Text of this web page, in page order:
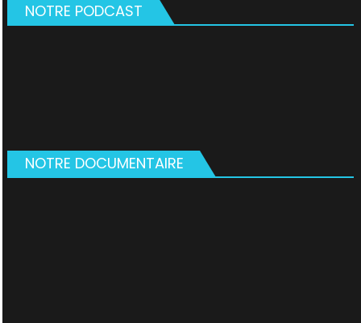
NOTRE PODCAST
NOTRE DOCUMENTAIRE